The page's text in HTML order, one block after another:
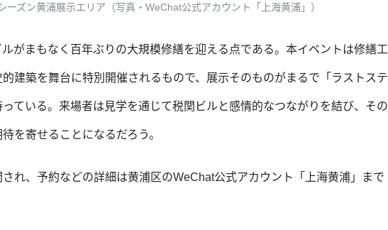
ーズン黄浦展示エリア（写真・WeChat公式アカウント「上海黄浦」）
がまもなく百年ぶりの大規模修繕を迎える点である。本イベントは修繕工
建築を舞台に特別開催されるもので、展示そのものがまるで「ラストステ
ている。来場者は見学を通じて税関ビルと感情的なつながりを結び、その
を寄せることになるだろう。
れ、予約などの詳細は黄浦区のWeChat公式アカウント「上海黄浦」まで